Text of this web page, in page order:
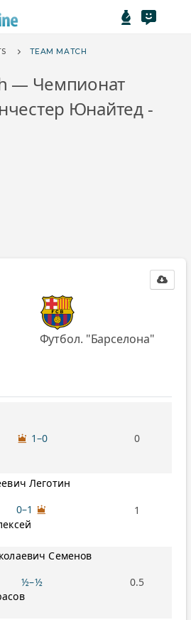
TEAM MATCH
— Чемпионат
Юнайтед -
Футбол. "Барселона"
1–0
0
Леготин
0–1
1
Семенов
½–½
0.5